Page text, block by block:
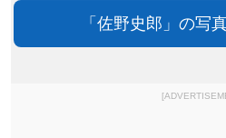
「佐野史郎」の写